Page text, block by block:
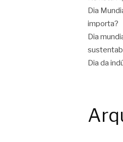
Dia
importa?
Dia
Dia da